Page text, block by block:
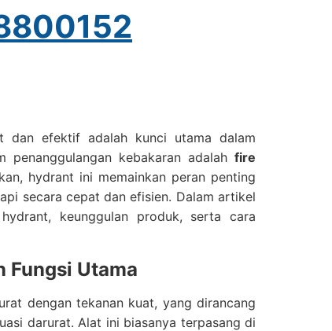
dan efektif adalah kunci utama dalam
kebakaran adalah fire
hydrant ini memainkan peran penting
secara cepat dan efisien. Dalam artikel
keunggulan produk, serta cara
Fungsi Utama
dengan tekanan kuat, yang dirancang
darurat. Alat ini biasanya terpasang di